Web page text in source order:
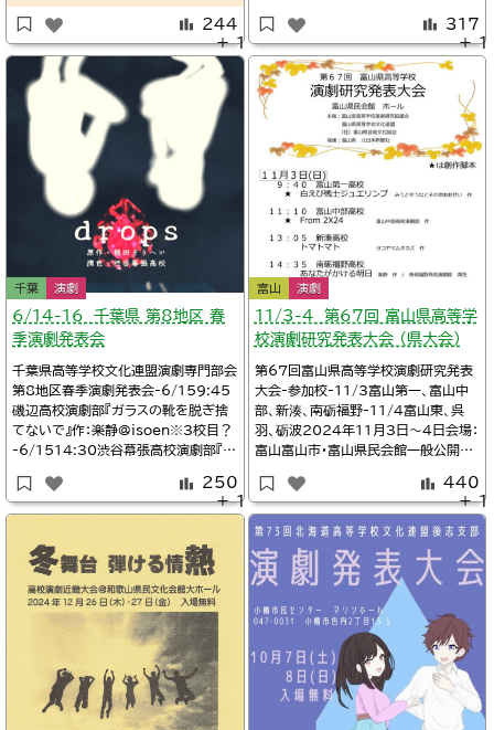
244
0:00～上演詳細第18回北海道中学生
演劇発表大会（さっぽろアートステージ
2023）10:00札幌札苗北中学校演劇
部『ナイトスイミング』作：弦巻啓太、潤
色：札苗
317
千葉 演劇
6/1４-16 千葉県 第8地区 春
季演劇発表会
千葉県高等学校文化連盟演劇専門部会
第8地区春季演劇発表会-6/159:45
磯辺高校演劇部『ガラスの靴を脱ぎ捨
てないで』作：楽静@isoen※3校目？
-6/1514:30渋谷幕張高校演劇部『d
eki-6/1516:00幕張総合高校演劇
部『さらば、愛おしき日々よ〜麻倉次郎
c_koushiki-6/1616:00市立千葉高
250
＋ 1
富山 演劇
11/3-4 第67回 富山県高等学
校演劇研究発表大会 （県大会）
第67回富山県高等学校演劇研究発表
大会-参加校-11/3富山第一、富山中
部、新湊、南砺福野-11/4富山東、呉
羽、砺波2024年11月3日～4日会場：
富山富山市・富山県民会館一般公開あ
校演劇部@tomiichi_dc※タイムテー
ブル、上演作品（富山県高校演劇大会
日程一覧2024）-8/24高岡・砺波地
区-9/21-22新川・富山地区-11/3-4
富山県大会
440
＋ 1
＋ 1 ＋ 1